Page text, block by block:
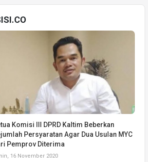
Komisi III DPRD Kaltim Beberkan
Persyaratan Agar Dua Usulan MYC
Pemprov Diterima
16 November 2020